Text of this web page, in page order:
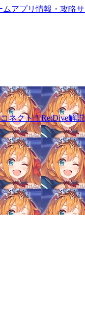
ネクト！Re:Dive解説